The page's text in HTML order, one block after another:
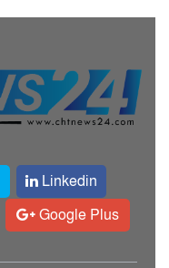
Linkedin
Google Plus